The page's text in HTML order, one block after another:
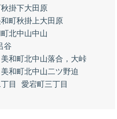
掛下大田原
和町秋掛上大田原
北中山中山
谷
美和町北中山落合，大峠
美和町北中山二ツ野迫
目 愛宕町三丁目